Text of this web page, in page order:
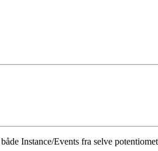
Instance/Events fra selve